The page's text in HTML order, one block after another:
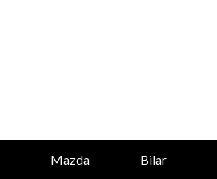
Mazda Bilar